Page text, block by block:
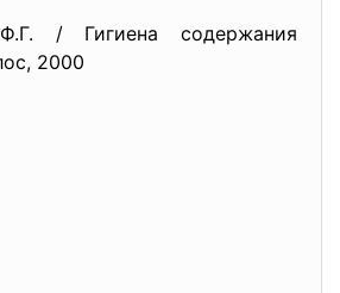
/ Гигиена содержания
2000